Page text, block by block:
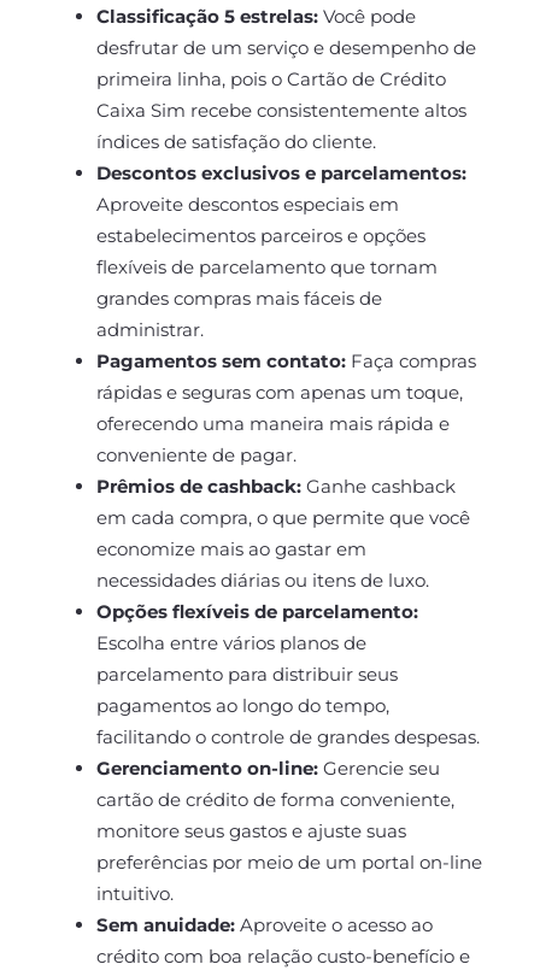
Classificação 5 estrelas:Você pode
desfrutar de um serviço e desempenho de
primeira linha, pois o Cartão de Crédito
Caixa Sim recebe consistentemente altos
índices de satisfação do cliente.
Descontos exclusivos e parcelamentos:
Aproveite descontos especiais em
estabelecimentos parceiros e opções
flexíveis de parcelamento que tornam
grandes compras mais fáceis de
administrar.
Pagamentos sem contato:Faça compras
rápidas e seguras com apenas um toque,
oferecendo uma maneira mais rápida e
conveniente de pagar.
Prêmios de cashback:Ganhe cashback
em cada compra, o que permite que você
economize mais ao gastar em
necessidades diárias ou itens de luxo.
Opções flexíveis de parcelamento:
Escolha entre vários planos de
parcelamento para distribuir seus
pagamentos ao longo do tempo,
facilitando o controle de grandes despesas.
Gerenciamento on-line:Gerencie seu
cartão de crédito de forma conveniente,
monitore seus gastos e ajuste suas
preferências por meio de um portal on-line
intuitivo.
Sem anuidade:Aproveite o acesso ao
crédito com boa relação custo-benefício e